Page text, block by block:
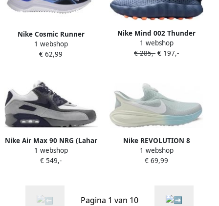
Nike Cosmic Runner
Midnight Navy
Sportschoenen
1 webshop
€ 62,99
Nike Mind 002 Thunder
Blue Chrome
1 webshop
€ 285,- € 197,-
Nike Air Max 90 NRG (Lahar
Escape) Blue
1 webshop
€ 549,-
Nike REVOLUTION 8
EASYON
1 webshop
€ 69,99
Pagina 1 van 10